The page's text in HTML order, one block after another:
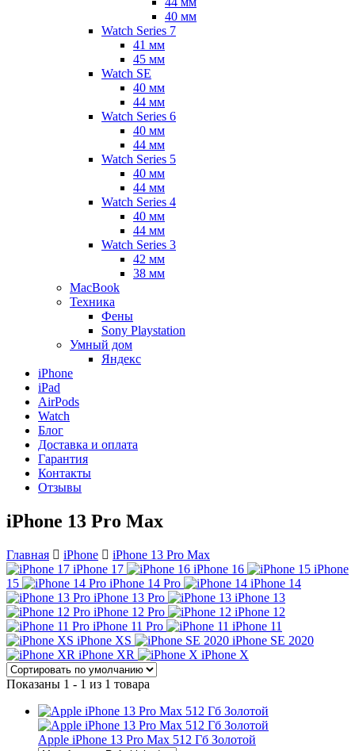
40 мм
Watch Series 7
41 мм
45 мм
Watch SE
40 мм
44 мм
Watch Series 6
40 мм
44 мм
Watch Series 5
40 мм
44 мм
Watch Series 4
40 мм
44 мм
Watch Series 3
42 мм
38 мм
MacBook
Техника
Фены
Sony Playstation
Умный дом
Яндекс
iPhone
iPad
AirPods
Watch
Блог
Доставка и оплата
Гарантия
Контакты
Отзывы
iPhone 13 Pro Max
Главная iPhone
iPhone 13 Pro Max
iPhone 17
iPhone 16
iPhone
15
iPhone 14 Pro
iPhone 14
iPhone 13 Pro
iPhone 13
iPhone 12 Pro
iPhone 12
iPhone 11 Pro
iPhone 11
iPhone XS
iPhone SE 2020
iPhone XR
iPhone X
Показаны 1 - 1 из 1 товара
Apple iPhone 13 Pro Max 512 Гб Золотой